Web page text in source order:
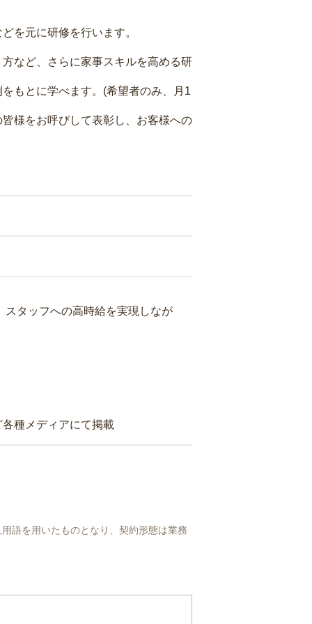
を元に研修を行います。
など、さらに家事スキルを高める研
もとに学べます。(希望者のみ、月1
様をお呼びして表彰し、お客様への
タッフへの高時給を実現しなが
種メディアにて掲載
語を用いたものとなり、契約形態は業務